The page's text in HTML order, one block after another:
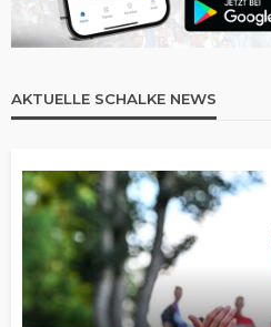
AKTUELLE SCHALKE NEWS